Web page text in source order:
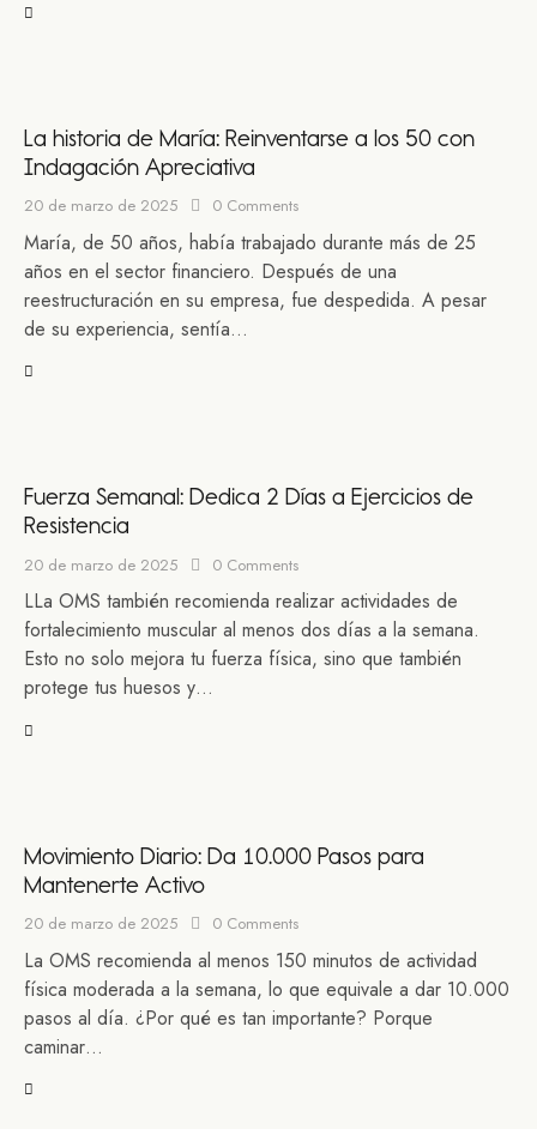
La historia de María: Reinventarse a los 50 con
Indagación Apreciativa
20 de marzo de 2025 0 Comments
María, de 50 años, había trabajado durante más de 25
años en el sector financiero. Después de una
reestructuración en su empresa, fue despedida. A pesar
de su experiencia, sentía…
Fuerza Semanal: Dedica 2 Días a Ejercicios de
Resistencia
20 de marzo de 2025 0 Comments
LLa OMS también recomienda realizar actividades de
fortalecimiento muscular al menos dos días a la semana.
Esto no solo mejora tu fuerza física, sino que también
protege tus huesos y…
Movimiento Diario: Da 10.000 Pasos para
Mantenerte Activo
20 de marzo de 2025 0 Comments
La OMS recomienda al menos 150 minutos de actividad
física moderada a la semana, lo que equivale a dar 10.000
pasos al día. ¿Por qué es tan importante? Porque
caminar…